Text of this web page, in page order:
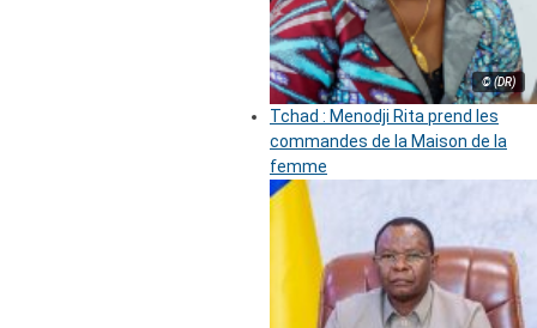
© (DR)
Tchad : Menodji Rita prend les
commandes de la Maison de la
femme